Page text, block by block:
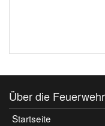
Über die Feuerwehr
Startseite